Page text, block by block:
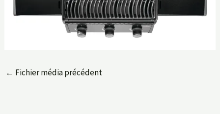
← Fichier média précédent